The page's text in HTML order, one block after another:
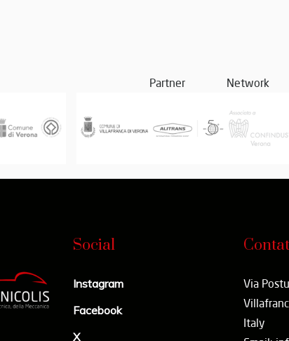
Partner Network
Social
Instagram
Facebook
X
Via
Italy